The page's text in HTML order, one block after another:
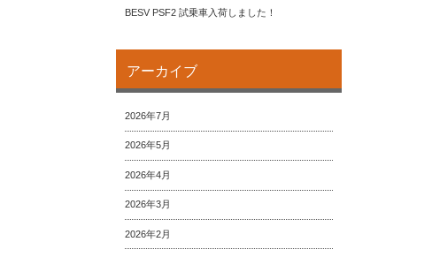
BESV PSF2 試乗車入荷しました！
アーカイブ
2026年7月
2026年5月
2026年4月
2026年3月
2026年2月